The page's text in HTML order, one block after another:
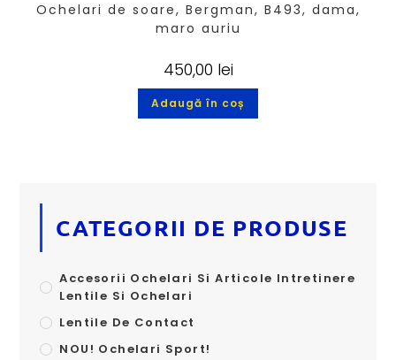
Ochelari de soare, Bergman, B493, dama,
maro auriu
450,00 lei
Adaugă în coș
CATEGORII DE PRODUSE
Accesorii Ochelari Si Articole Intretinere
Lentile Si Ochelari
Lentile De Contact
NOU! Ochelari Sport!